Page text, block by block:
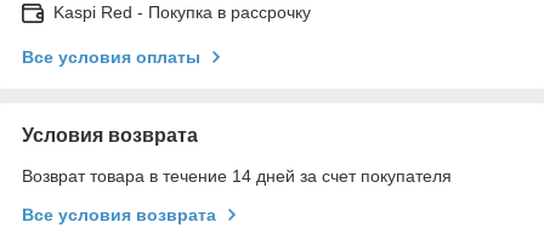
Kaspi Red - Покупка в рассрочку
Все условия оплаты
Условия возврата
Возврат товара в течение 14 дней за счет покупателя
Все условия возврата